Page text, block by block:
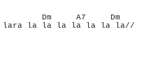
Dm     A7     Dm
la la la la la la la//